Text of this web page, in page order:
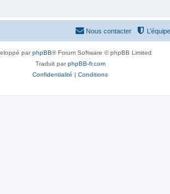
Nous contacter
parphpBB® Forum Software © phpBB Limited
Traduit parphpBB-fr.com
Confidentialité | Conditions